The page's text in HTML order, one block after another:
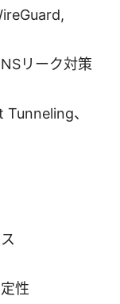
リーク対策
、
性